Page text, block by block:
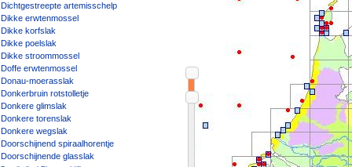
Dichtgestreepte artemisschelp
Dikke erwtenmossel
Dikke korfslak
Dikke poelslak
Dikke stroommossel
Doffe erwtenmossel
Donau-moerasslak
Donkerbruin rotstolletje
Donkere glimslak
Donkere torenslak
Donkere wegslak
Doorschijnend spiraalhorentje
Doorschijnende glasslak